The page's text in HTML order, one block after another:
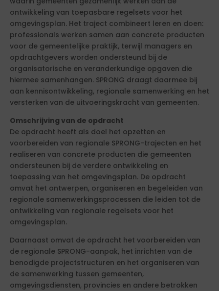
ontwikkeling van toepasbare regelsets voor het
omgevingsplan. Het traject combineert leren en doen:
professionals werken samen aan concrete producten
voor de gemeentelijke praktijk, terwijl managers en
opdrachtgevers worden ondersteund bij de
organisatorische en veranderkundige opgaven die
hiermee samenhangen. SPRONG draagt daarmee bij
aan kennisontwikkeling, regionale samenwerking en het
versterken van de uitvoeringskracht van gemeenten.
Omschrijving van de opdracht
De opdracht heeft als doel het opzetten en
voorbereiden van regionale SPRONG-trajecten en het
realiseren van concrete producten die gemeenten
ondersteunen bij de verdere ontwikkeling en
toepassing van het omgevingsplan. De opdracht
omvat het ontwerpen, organiseren en begeleiden van
regionale samenwerkingsprocessen die leiden tot de
ontwikkeling van regionale regelsets voor het
omgevingsplan.
Daarnaast omvat de opdracht het voorbereiden van
de regionale SPRONG-aanpak, het inrichten van de
benodigde projectstructuren en het organiseren van
de samenwerking tussen gemeenten,
omgevingsdiensten, provincies en andere betrokken